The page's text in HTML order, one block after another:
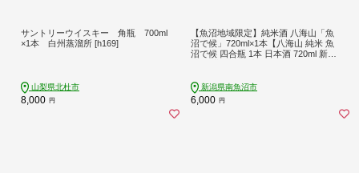
サントリーウイスキー 角瓶 700ml
×1本 白州蒸溜所 [h169]
山梨県北杜市
8,000 円
【魚沼地域限定】純米酒 八海山「魚
沼で候」720ml×1本【八海山 純米 魚
沼で候 四合瓶 1本 日本酒 720ml 新潟
新潟県南魚沼市
6,000 円